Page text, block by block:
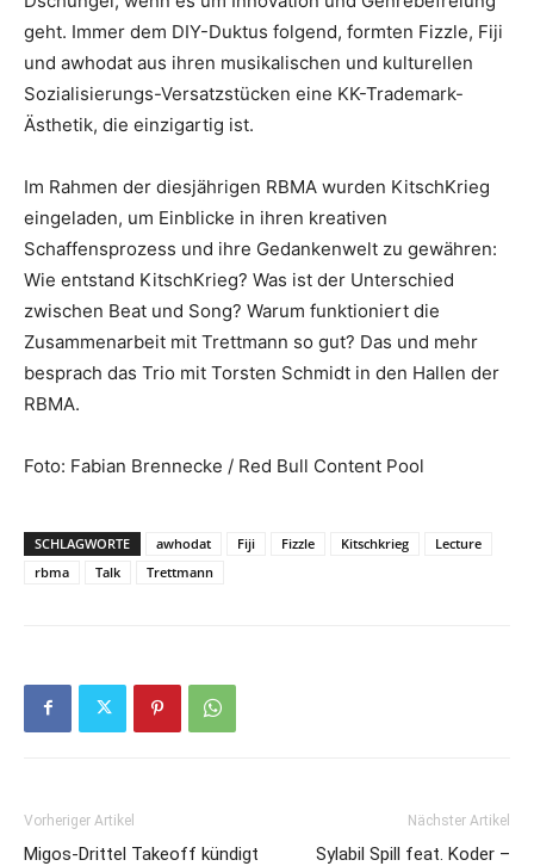
geht. Immer dem DIY-Duktus folgend, formten Fizzle, Fiji
und awhodat aus ihren musikalischen und kulturellen
Sozialisierungs-Versatzstücken eine KK-Trademark-
Ästhetik, die einzigartig ist.
Im Rahmen der diesjährigen RBMA wurden KitschKrieg
eingeladen, um Einblicke in ihren kreativen
Schaffensprozess und ihre Gedankenwelt zu gewähren:
Wie entstand KitschKrieg? Was ist der Unterschied
zwischen Beat und Song? Warum funktioniert die
Zusammenarbeit mit Trettmann so gut? Das und mehr
besprach das Trio mit Torsten Schmidt in den Hallen der
RBMA.
Foto: Fabian Brennecke / Red Bull Content Pool
SCHLAGWORTE awhodat Fiji Fizzle Kitschkrieg
Lecture
rbma
Talk Trettmann
Vorheriger Artikel
Migos-Drittel Takeoff kündigt
Nächster Artikel
Sylabil Spill feat. Koder –